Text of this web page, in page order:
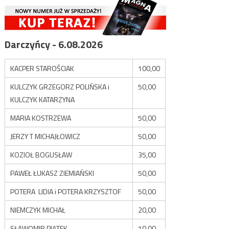
Darczyńcy - 6.08.2026
KACPER STAROŚCIAK
100,00
KULCZYK GRZEGORZ POLIŃSKA i
KULCZYK KATARZYNA
50,00
MARIA KOSTRZEWA
50,00
JERZY T MICHAJŁOWICZ
50,00
KOZIOŁ BOGUSŁAW
35,00
PAWEŁ ŁUKASZ ZIEMIAŃSKI
50,00
POTERA LIDIA i POTERA KRZYSZTOF
50,00
NIEMCZYK MICHAŁ
20,00